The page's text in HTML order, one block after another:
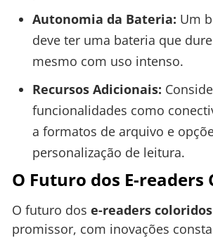
Autonomia da Bateria: Um
deve ter uma bateria que
mesmo com uso intenso.
Recursos Adicionais:
funcionalidades como
a formatos de arquivo e
personalização de leitura.
O Futuro dos E-readers
O futuro dos e-readers coloridos
promissor, com inovações